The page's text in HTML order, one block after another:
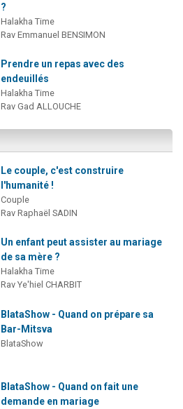
?
Halakha Time
Rav Emmanuel BENSIMON
Prendre un repas avec des
endeuillés
Halakha Time
Rav Gad ALLOUCHE
Le couple, c'est construire
l'humanité !
Couple
Rav Raphaël SADIN
Un enfant peut assister au mariage
de sa mère ?
Halakha Time
Rav Ye'hiel CHARBIT
BlataShow - Quand on prépare sa
Bar-Mitsva
BlataShow
BlataShow - Quand on fait une
demande en mariage